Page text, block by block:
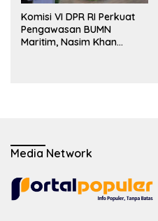
Komisi VI DPR RI Perkuat
Pengawasan BUMN
Maritim, Nasim Khan
Media Network